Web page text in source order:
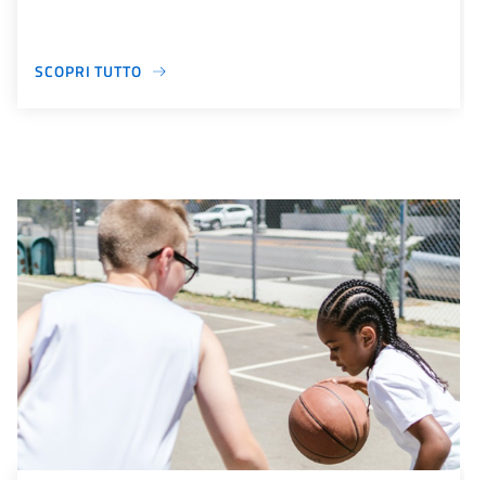
SCOPRI TUTTO